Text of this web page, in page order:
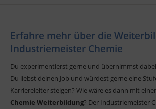
Erfahre mehr über die
Industriemeister Chemie
Du experimentierst gerne und übernimmst
Du liebst deinen Job und würdest gerne eine
Karriereleiter steigen? Wie wäre es dann mit einer
Chemie Weiterbildung? Der Industriemeister